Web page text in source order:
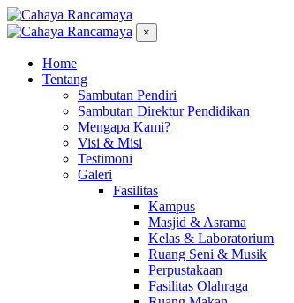
×
Home
Tentang
Sambutan Pendiri
Sambutan Direktur Pendidikan
Mengapa Kami?
Visi & Misi
Testimoni
Galeri
Fasilitas
Kampus
Masjid & Asrama
Kelas & Laboratorium
Ruang Seni & Musik
Perpustakaan
Fasilitas Olahraga